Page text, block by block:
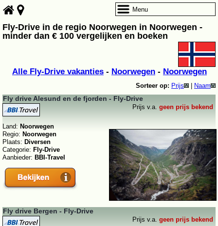
Fly-Drive in de regio Noorwegen in Noorwegen -
minder dan € 100 vergelijken en boeken
Alle Fly-Drive vakanties - Noorwegen - Noorwegen
Sorteer op: Prijs Naam
Fly drive Alesund en de fjorden - Fly-Drive
Prijs v.a. geen prijs bekend
Land: Noorwegen
Regio: Noorwegen
Plaats: Diversen
Categorie: Fly-Drive
Aanbieder: BBI-Travel
Fly drive Bergen - Fly-Drive
Prijs v.a. geen prijs bekend
Menu